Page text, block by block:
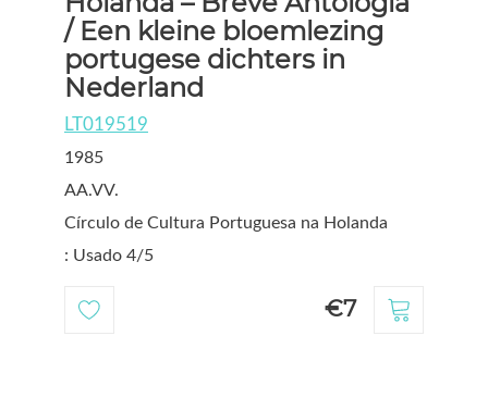
/ Een kleine bloemlezing
portugese dichters in
Nederland
LT019519
1985
AA.VV.
Círculo de Cultura Portuguesa na Holanda
: Usado 4/5
€7